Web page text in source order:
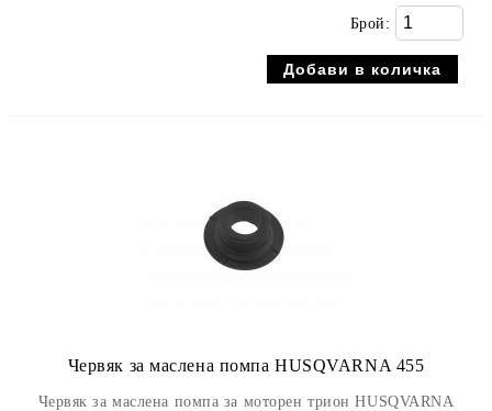
Брой:
Червяк за маслена помпа HUSQVARNA 455
Червяк за маслена помпа за моторен трион HUSQVARNA